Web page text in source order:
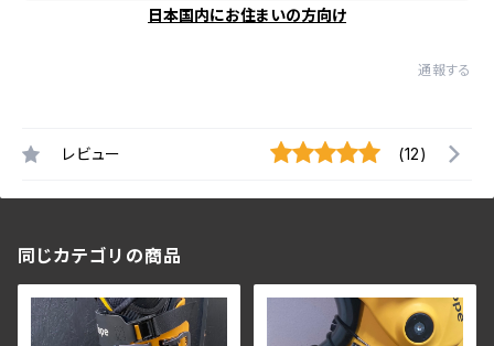
日本国内にお住まいの方向け
通報する
レビュー (12)
同じカテゴリの商品